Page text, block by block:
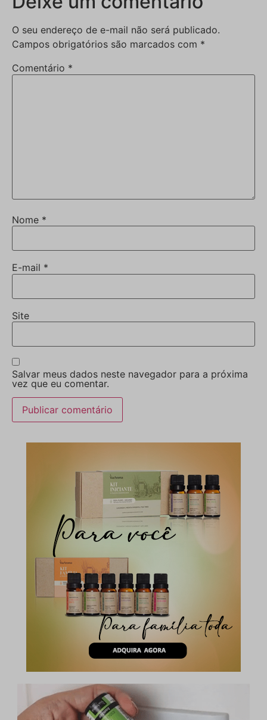
O seu endereço de e-mail não será publicado.
Campos obrigatórios são marcados com *
Comentário *
Nome *
E-mail *
Site
Salvar meus dados neste navegador para a próxima
vez que eu comentar.